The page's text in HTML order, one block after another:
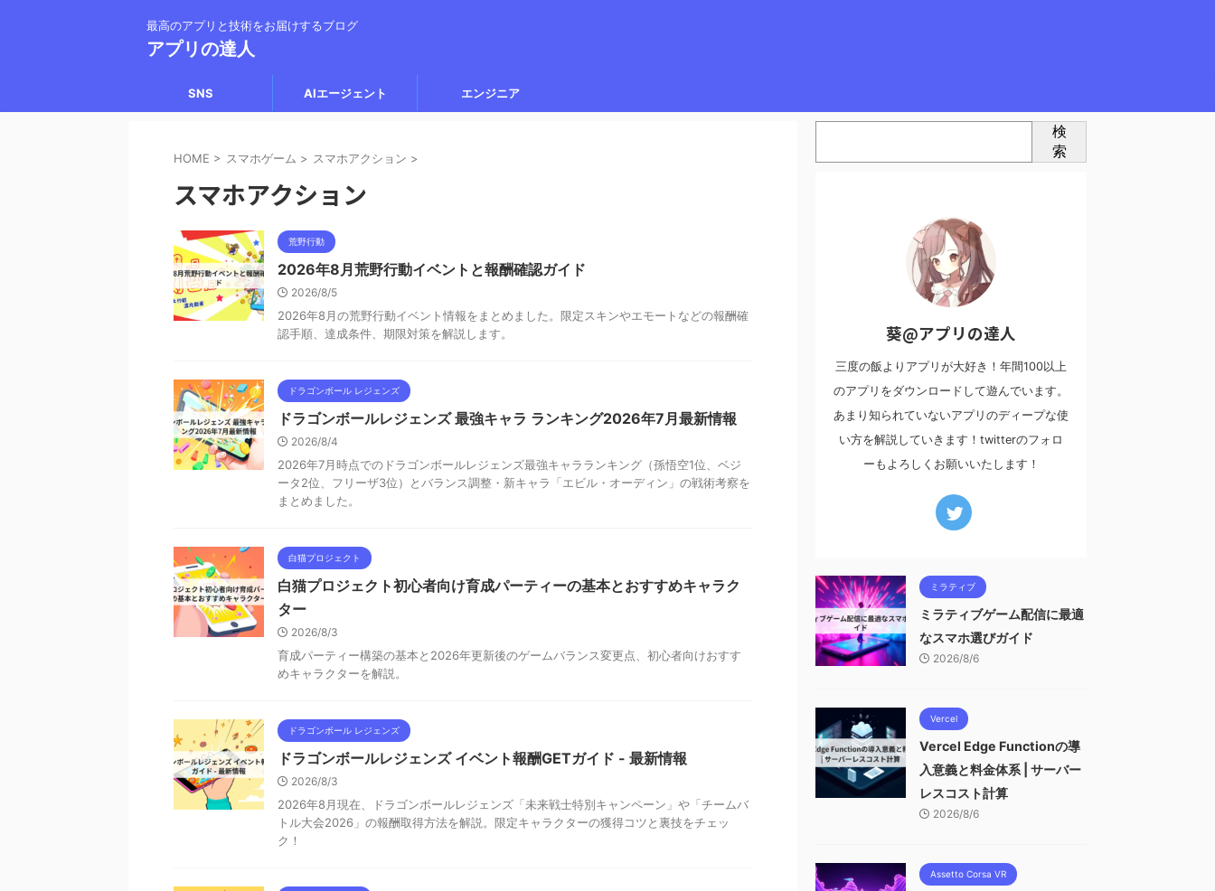
最高のアプリと技術をお届けするブログ
アプリの達人
SNS AIエージェント エンジニア
HOME > スマホゲーム > スマホアクション >
スマホアクション
荒野行動
2026年8月荒野行動イベントと報酬確認ガイド
2026/8/5
2026年8月の荒野行動イベント情報をまとめました。限定スキンやエモートなどの報酬確
認手順、達成条件、期限対策を解説します。
ドラゴンボール レジェンズ
ドラゴンボールレジェンズ 最強キャラ ランキング2026年7月最新情報
2026/8/4
2026年7月時点でのドラゴンボールレジェンズ最強キャラランキング（孫悟空1位、ベジ
ータ2位、フリーザ3位）とバランス調整・新キャラ「エビル・オーディン」の戦術考察を
まとめました。
白猫プロジェクト
白猫プロジェクト初心者向け育成パーティーの基本とおすすめキャラク
ター
2026/8/3
育成パーティー構築の基本と2026年更新後のゲームバランス変更点、初心者向けおすす
めキャラクターを解説。
ドラゴンボール レジェンズ
ドラゴンボールレジェンズ イベント報酬GETガイド - 最新情報
2026/8/3
2026年8月現在、ドラゴンボールレジェンズ「未来戦士特別キャンペーン」や「チームバ
トル大会2026」の報酬取得方法を解説。限定キャラクターの獲得コツと裏技をチェッ
ク！
検
索
葵@アプリの達人
三度の飯よりアプリが大好き！年間100以上
のアプリをダウンロードして遊んでいます。
あまり知られていないアプリのディープな使
い方を解説していきます！twitterのフォロ
ーもよろしくお願いいたします！
ミラティブ
ミラティブゲーム配信に最適
なスマホ選びガイド
2026/8/6
Vercel
Vercel Edge Functionの導
入意義と料金体系 | サーバー
レスコスト計算
2026/8/6
Assetto Corsa VR